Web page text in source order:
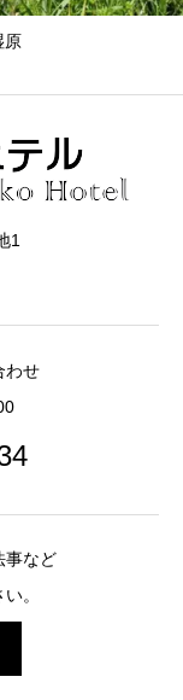
原
1
わせ
事など
。